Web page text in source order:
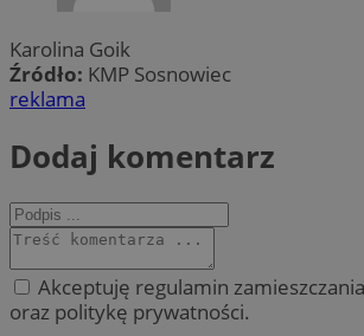
Karolina Goik
Źródło: KMP Sosnowiec
reklama
Dodaj komentarz
Akceptuję regulamin
oraz politykę prywatności.